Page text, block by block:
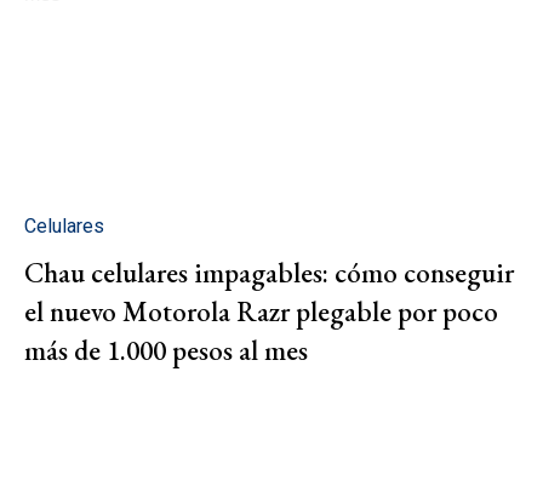
Celulares
Chau celulares impagables: cómo conseguir
el nuevo Motorola Razr plegable por poco
más de 1.000 pesos al mes